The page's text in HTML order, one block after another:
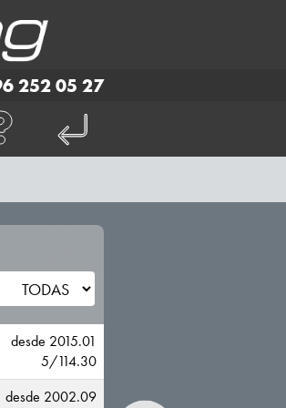
252 05 27
desde 2015.01
5/114.30
desde 2002.09